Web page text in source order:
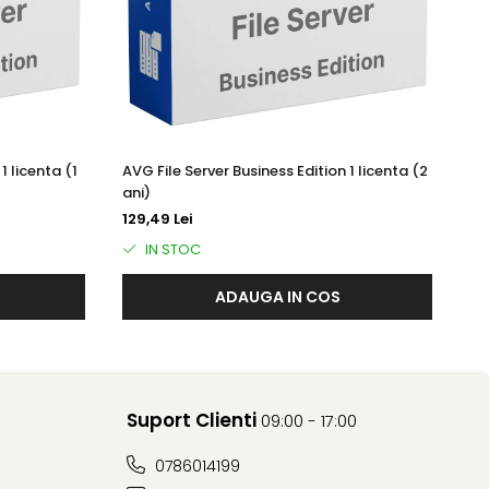
Avast Business Antivirus pentru Linux oferă un script
executat în fiecare oră ca o activitate cron.
între paranteze pătrate ([ și ]).
licenta (1
AVG File Server Business Edition 1 licenta (2
ani)
129,49 Lei
IN STOC
ADAUGA IN COS
Suport Clienti09:00 - 17:00
0786014199